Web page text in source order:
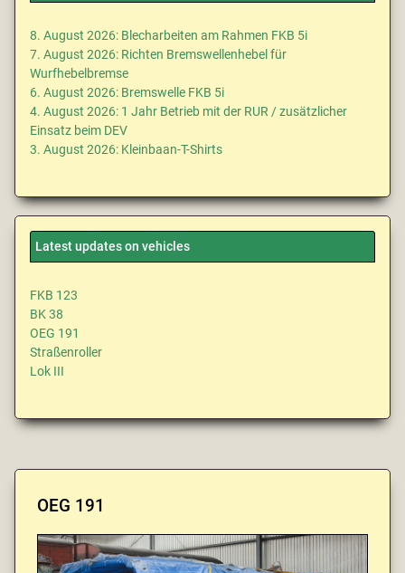
8. August 2026: Blecharbeiten am Rahmen FKB 5i
7. August 2026: Richten Bremswellenhebel für
Wurfhebelbremse
6. August 2026: Bremswelle FKB 5i
4. August 2026: 1 Jahr Betrieb mit der RUR / zusätzlicher
Einsatz beim DEV
3. August 2026: Kleinbaan-T-Shirts
Latest updates on vehicles
FKB 123
BK 38
OEG 191
Straßenroller
Lok III
OEG 191